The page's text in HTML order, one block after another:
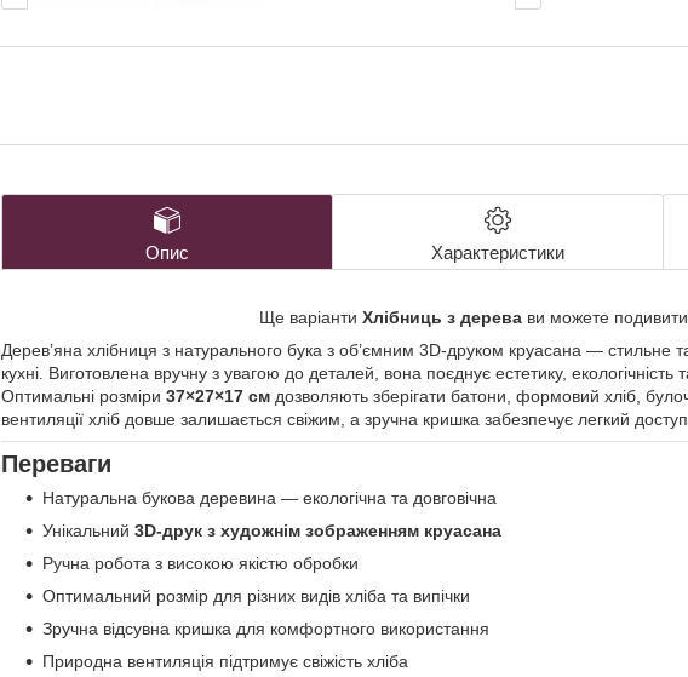
Опис Характеристики
Ще варіанти Хлібниць з дерева ви можете
Дерев’яна хлібниця з натурального бука з об’ємним 3D-друком круасана — стильне
кухні. Виготовлена вручну з увагою до деталей, вона поєднує естетику, екологічність
Оптимальні розміри 37×27×17 см дозволяють зберігати батони, формовий хліб,
вентиляції хліб довше залишається свіжим, а зручна кришка забезпечує легкий
Переваги
Натуральна букова деревина — екологічна та довговічна
Унікальний 3D-друк з художнім зображенням круасана
Ручна робота з високою якістю обробки
Оптимальний розмір для різних видів хліба та випічки
Зручна відсувна кришка для комфортного використання
Природна вентиляція підтримує свіжість хліба